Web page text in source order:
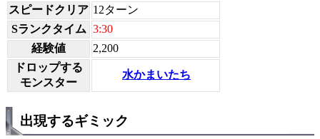
スピードクリア 12ターン
Sランクタイム 3:30
経験値
2,200
ドロップする
モンスター
水かまいたち
出現するギミック